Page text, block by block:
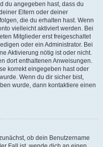
du angegeben hast, dass du
Eltern oder deiner
die du erhalten hast. Wenn
vielleicht aktiviert werden. Bei
Mitglieder erst freigeschaltet
oder ein Administrator. Bei
Aktivierung nötig ist oder nicht.
dort enthaltenen Anweisungen.
korrekt eingegeben hast oder
Wenn du dir sicher bist,
wurde, dann kontaktiere einen
ob dein Benutzername